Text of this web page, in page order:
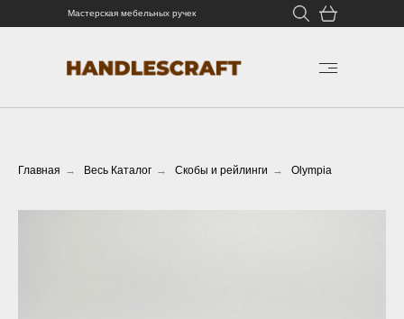
Мастерская мебельных ручек
Главная → Весь Каталог → Скобы и рейлинги → Olympia